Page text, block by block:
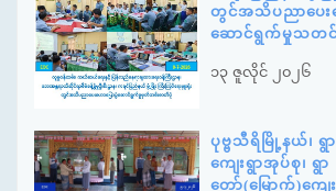
တွင်အသိပညာပေးဟ
ဆောင်ရွက်မှုသတင်
၁၃ ဇူလိုင် ၂၀၂၆
ပုဗ္ဗသီရိမြို့နယ်၊ ရွ
ကျေးရွာအုပ်စု၊ ရွာ
တော်(မြောက်)ကျေ